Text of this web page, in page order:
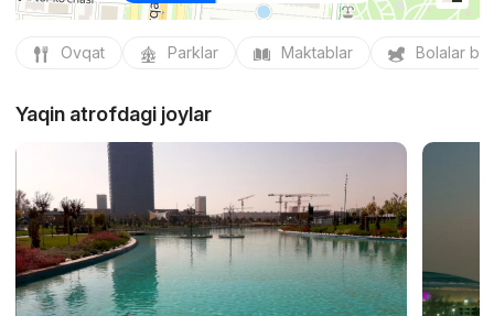
Ovqat Parklar Maktablar Bolalar
Yaqin atrofdagi joylar